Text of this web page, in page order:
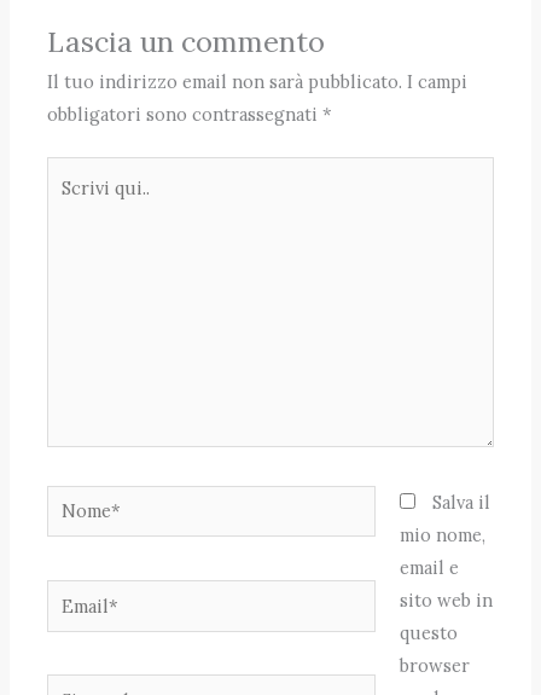
Lascia un commento
Il tuo indirizzo email non sarà pubblicato. I campi
obbligatori sono contrassegnati*
Nome*
Email*
Sito
Salva il
mio nome,
email e
sito web in
questo
browser